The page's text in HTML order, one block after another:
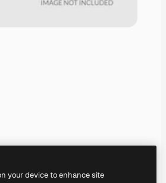
your device to enhance site